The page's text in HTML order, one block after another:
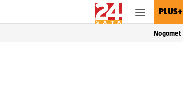
PLUS+
Nogomet